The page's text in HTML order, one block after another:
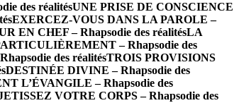
des réalitésUNE PRISE DE CONSCIENCE
EXERCEZ-VOUS DANS LA PAROLE –
EN CHEF – Rhapsodie des réalitésLA
– Rhapsodie des
des réalitésTROIS PROVISIONS
DESTINÉE DIVINE – Rhapsodie des
L’ÉVANGILE – Rhapsodie des
VOTRE CORPS – Rhapsodie des